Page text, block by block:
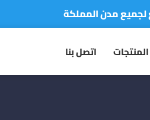
مدن المملكة
المنتجات اتصل بنا